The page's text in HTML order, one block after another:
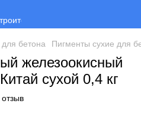
бетона Пигменты сухие для
железоокисный
сухой 0,4 кг